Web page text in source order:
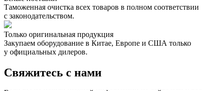
Таможенная очистка всех товаров в полном соответствии
с законодательством.
Только оригинальная продукция
Закупаем оборудование в Китае, Европе и США только
у официальных дилеров.
Свяжитесь с нами